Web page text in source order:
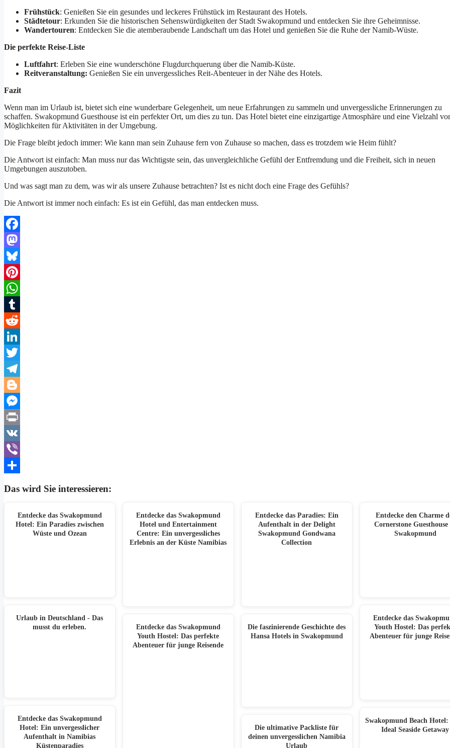
Frühstück: Genießen Sie ein gesundes und leckeres Frühstück im Restaurant des Hotels.
Städtetour: Erkunden Sie die historischen Sehenswürdigkeiten der Stadt Swakopmund und entdecken Sie ihre Geheimnisse.
Wandertouren: Entdecken Sie die atemberaubende Landschaft um das Hotel und genießen Sie die Ruhe der Namib-Wüste.
Die perfekte Reise-Liste
Luftfahrt: Erleben Sie eine wunderschöne Flugdurchquerung über die Namib-Küste.
Reitveranstaltung: Genießen Sie ein unvergessliches Reit-Abenteuer in der Nähe des Hotels.
Fazit
Wenn man im Urlaub ist, bietet sich eine wunderbare Gelegenheit, um neue Erfahrungen zu sammeln und unvergessliche Erinnerungen zu
schaffen. Swakopmund Guesthouse ist ein perfekter Ort, um dies zu tun. Das Hotel bietet eine einzigartige Atmosphäre und eine Vielzahl
Möglichkeiten für Aktivitäten in der Umgebung.
Die Frage bleibt jedoch immer: Wie kann man sein Zuhause fern von Zuhause so machen, dass es trotzdem wie Heim fühlt?
Die Antwort ist einfach: Man muss nur das Wichtigste sein, das unvergleichliche Gefühl der Entfremdung und die Freiheit, sich in neuen
Umgebungen auszutoben.
Und was sagt man zu dem, was wir als unsere Zuhause betrachten? Ist es nicht doch eine Frage des Gefühls?
Die Antwort ist immer noch einfach: Es ist ein Gefühl, das man entdecken muss.
Facebook
Mastodon
Bluesky
Pinterest
WhatsApp
Tumblr
Reddit
LinkedIn
Twitter
Telegram
Blogger
Messenger
Print
VK
Viber
Das wird Sie interessieren:
Entdecke das Swakopmund
Hotel: Ein Paradies zwischen
Wüste und Ozean
Urlaub in Deutschland - Das
musst du erleben.
Entdecke das Swakopmund
Hotel: Ein unvergesslicher
Aufenthalt in Namibias
Küstenparadies
Entdecke das Swakopmund
Hotel und Entertainment
Centre: Ein unvergessliches
Erlebnis an der Küste Namibias
Entdecke das Swakopmund
Youth Hostel: Das perfekte
Abenteuer für junge Reisende
Entdecke das Paradies: Ein
Aufenthalt in der Delight
Swakopmund Gondwana
Collection
Die faszinierende Geschichte des
Hansa Hotels in Swakopmund
Die ultimative Packliste für
deinen unvergesslichen Namibia
Urlaub
Entdecke den Charme
Cornerstone
Swakopmund
Entdecke das
Youth Hostel: Das
Abenteuer für junge
Swakopmund Beach
Ideal Seaside Getaway